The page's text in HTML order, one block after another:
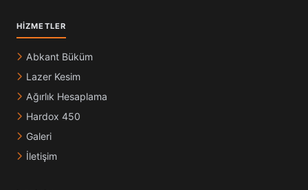
HIZMETLER
Abkant Büküm
Lazer Kesim
Ağırlık Hesaplama
Hardox 450
Galeri
İletişim